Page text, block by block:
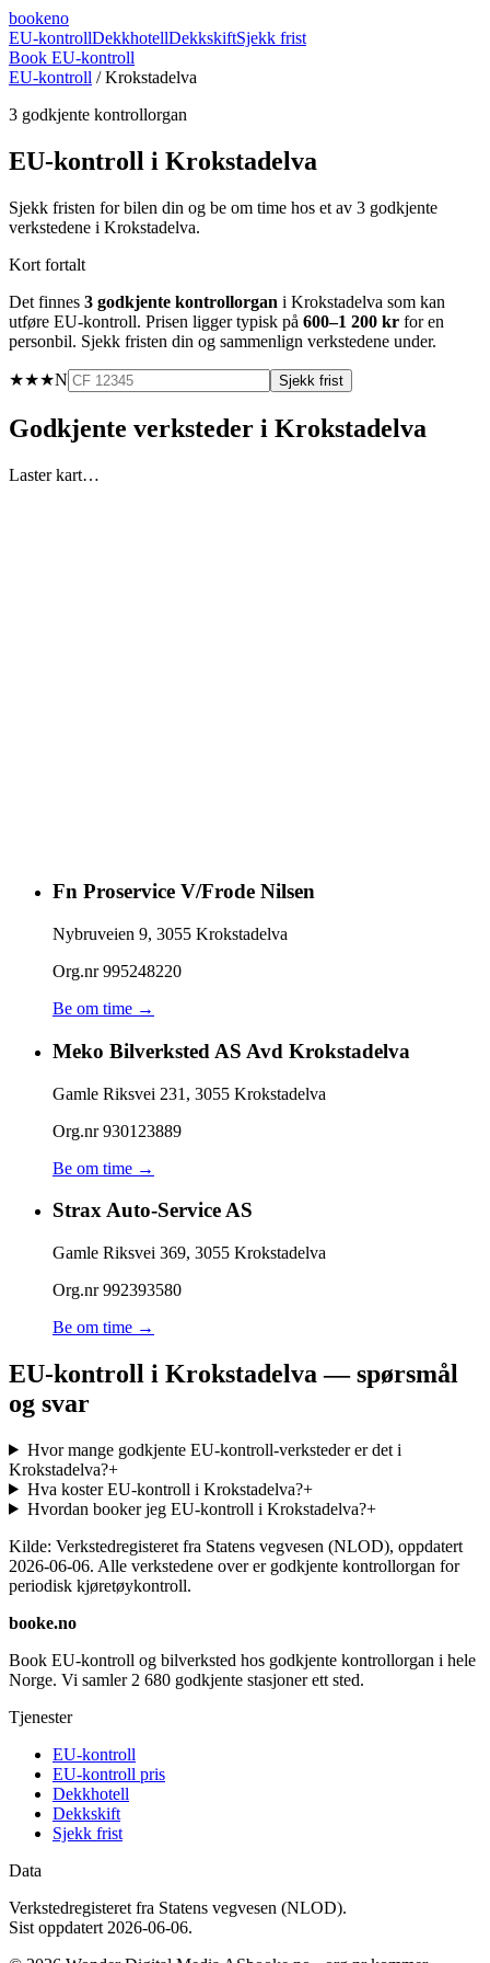
bookeno
EU-kontrollDekkhotellDekkskiftSjekk frist
Book EU-kontroll
EU-kontroll /Krokstadelva
3 godkjente kontrollorgan
EU-kontroll i Krokstadelva
Sjekk fristen for bilen din og be om time hos et av 3 godkjente
verkstedene i Krokstadelva.
Kort fortalt
Det finnes 3 godkjente kontrollorgan i Krokstadelva som kan
utføre EU-kontroll. Prisen ligger typisk på 600–1 200 kr for en
personbil. Sjekk fristen din og sammenlign verkstedene under.
★★★N Sjekk frist
Godkjente verksteder i Krokstadelva
Laster kart…
Fn Proservice V/Frode Nilsen
Nybruveien 9, 3055 Krokstadelva
Org.nr995248220
Be om time →
Meko Bilverksted AS Avd Krokstadelva
Gamle Riksvei 231 , 3055 Krokstadelva
Org.nr930123889
Be om time →
Strax Auto-Service AS
Gamle Riksvei 369, 3055 Krokstadelva
Org.nr992393580
Be om time →
EU-kontroll i Krokstadelva — spørsmål
og svar
Hvor mange godkjente EU-kontroll-verksteder er det i
Krokstadelva?+
Hva koster EU-kontroll i Krokstadelva?+
Hvordan booker jeg EU-kontroll i Krokstadelva?+
Kilde: Verkstedregisteret fra Statens vegvesen (NLOD), oppdatert
2026-06-06. Alle verkstedene over er godkjente kontrollorgan for
periodisk kjøretøykontroll.
booke.no
Book EU-kontroll og bilverksted hos godkjente kontrollorgan i hele
Norge. Vi samler 2 680 godkjente stasjoner ett sted.
Tjenester
EU-kontroll
EU-kontroll pris
Dekkhotell
Dekkskift
Sjekk frist
Data
Verkstedregisteret fra Statens vegvesen (NLOD).
Sist oppdatert 2026-06-06.